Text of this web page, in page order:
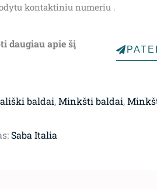
kontaktiniu numeriu .
daugiau apie šį
baldai,Minkšti baldai,
Saba Italia